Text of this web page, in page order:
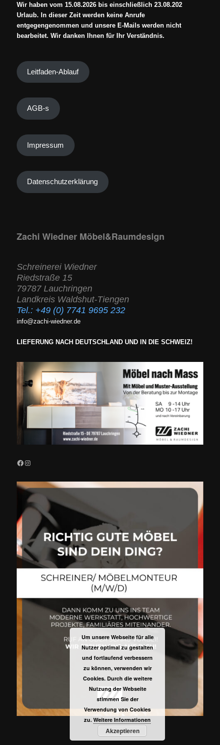
Wir haben vom 15.08.2026 bis einschließlich 23.08.202
Urlaub. In dieser Zeit werden keine Anrufe
entgegengenommen und unsere E-Mails werden nicht
bearbeitet. Wir danken Ihnen für Ihr Verständnis.
Leitfaden-Ablauf
AGB-s
Impressum
Datenschutzerklärung
Zachi Wiedner Möbel&Raumdesign
Schreinerei Wiedner
Riedstraße 15
79787 Lauchringen
Landkreis Waldshut-Tiengen
Tel.: +49 (0) 7741 9695 232
info@zachi-wiedner.de
LIEFERUNG NACH DEUTSCHLAND UND IN DIE SCHWEIZ!
Facebook
Instagram
Um unsere Webseite für alle
Nutzer optimal zu gestalten
und fortlaufend verbessern
zu können, verwenden wir
Cookies. Durch die weitere
Nutzung der Webseite
stimmen Sie der
Verwendung von Cookies
zu. Weitere Informationen
Akzeptieren